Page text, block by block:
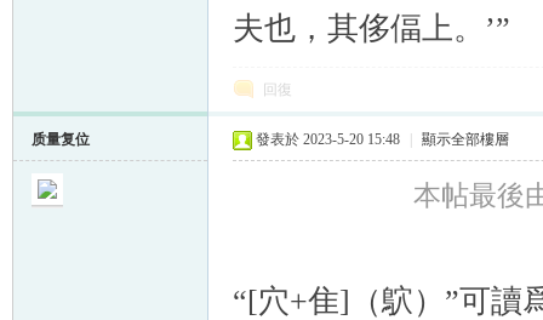
夫也，其侈偪上。’”
回復
质量复位 發表於 2023-5-20 15:48 顯示全部樓層
本帖最後
“[穴+隹]（鴥）”可讀